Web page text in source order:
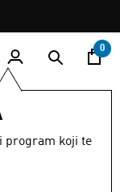
0
program koji te